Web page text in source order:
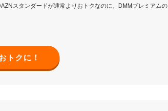
スタンダードが通常よりおトクなのに、DMMプレミアムの
トクに！